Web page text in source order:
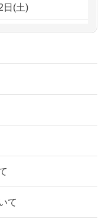
みを供養いただ
当にありがとう
の子供）の初節
も良いですか？
日(土)
日(金)
日(金)
日(金)
17日(木)
(木)
て